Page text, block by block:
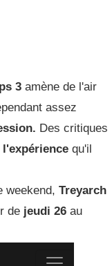
3 amène de l'air
assez
Des critiques
l'expérience qu'il
weekend, Treyarch
de jeudi 26 au